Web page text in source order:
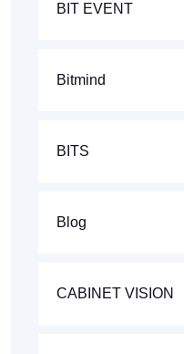
BIT EVENT
Bitmind
BITS
Blog
CABINET VISION